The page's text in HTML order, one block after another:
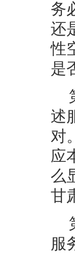
务
还
性
是
述
对
应
么
甘
服